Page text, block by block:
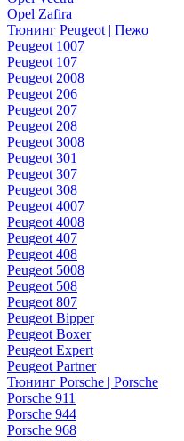
Opel Zafira
Тюнинг Peugeot | Пежо
Peugeot 1007
Peugeot 107
Peugeot 2008
Peugeot 206
Peugeot 207
Peugeot 208
Peugeot 3008
Peugeot 301
Peugeot 307
Peugeot 308
Peugeot 4007
Peugeot 4008
Peugeot 407
Peugeot 408
Peugeot 5008
Peugeot 508
Peugeot 807
Peugeot Bipper
Peugeot Boxer
Peugeot Expert
Peugeot Partner
Тюнинг Porsche | Porsche
Porsche 911
Porsche 944
Porsche 968